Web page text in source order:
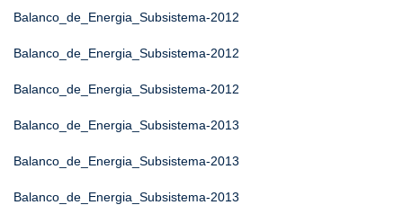
Balanco_de_Energia_Subsistema-2012
Balanco_de_Energia_Subsistema-2012
Balanco_de_Energia_Subsistema-2012
Balanco_de_Energia_Subsistema-2013
Balanco_de_Energia_Subsistema-2013
Balanco_de_Energia_Subsistema-2013